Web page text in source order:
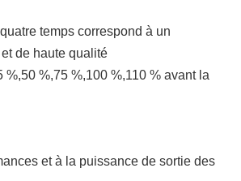
temps correspond à un
de haute qualité
%,50 %,75 %,100 %,110 % avant la
et à la puissance de sortie des